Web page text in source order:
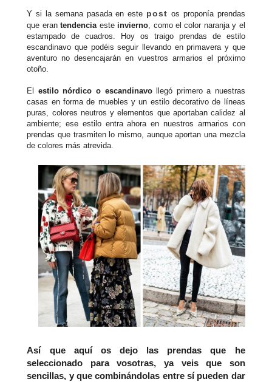
Y si la semana pasada en este post os proponía prendas
que erantendenciaeste invierno, como el color naranja y el
estampado de cuadros. Hoy os traigo prendas de estilo
escandinavo que podéis seguir llevando en primavera y que
aventuro no desencajarán en vuestros armarios el próximo
otoño.
El estilo nórdico o escandinavollegó primero a nuestras
casas en forma de muebles y un estilo decorativo de líneas
puras, colores neutros y elementos que aportaban calidez al
ambiente; ese estilo entra ahora en nuestros armarios con
prendas que trasmiten lo mismo, aunque aportan una mezcla
de colores más atrevida.
Así que aquí os dejo las prendas que he
seleccionado para vosotras, ya veis que son
sencillas, y que combinándolas entre sí pueden dar